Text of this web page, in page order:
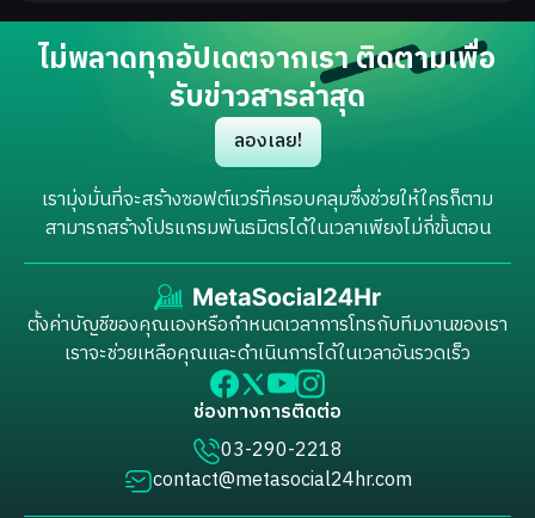
ไม่พลาดทุกอัปเดตจากเรา ติดตามเพื่อ
รับข่าวสารล่าสุด
ลองเลย!
เรามุ่งมั่นที่จะสร้างซอฟต์แวร์ที่ครอบคลุมซึ่งช่วยให้ใครก็ตาม
สามารถสร้างโปรแกรมพันธมิตรได้ในเวลาเพียงไม่กี่ขั้นตอน
ตั้งค่าบัญชีของคุณเองหรือกำหนดเวลาการโทรกับทีมงานของเรา
เราจะช่วยเหลือคุณและดำเนินการได้ในเวลาอันรวดเร็ว
ช่องทางการติดต่อ
03-290-2218
contact@metasocial24hr.com